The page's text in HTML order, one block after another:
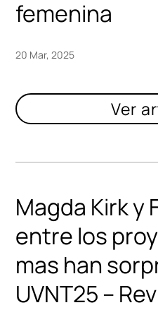
femenina
20 Mar, 2025
Magda Kirk y
entre los
mas han
UVNT25 –